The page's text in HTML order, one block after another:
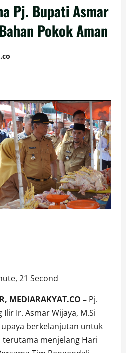
Pj. Bupati Asmar
Pokok Aman
21 Second
MEDIARAKYAT.CO – Pj.
Ir. Asmar Wijaya, M.Si
berkelanjutan untuk
terutama menjelang Hari